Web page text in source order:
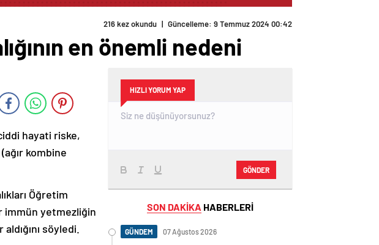
216 kez okundu | Güncelleme: 9 Temmuz 2024 00:42
en önemli nedeni
hayati riske,
kombine
Öğretim
immün yetmezliğin
söyledi.
HIZLI YORUM YAP
GÖNDER
SON DAKİKA HABERLERİ
GÜNDEM 07 Ağustos 2026